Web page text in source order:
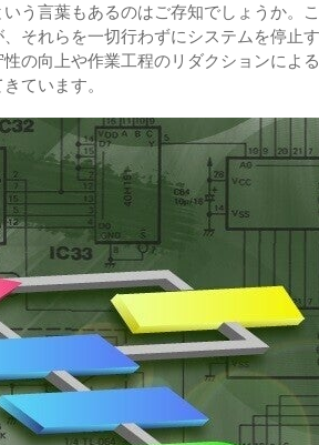
う言葉もあるのはご存知でしょうか。
それらを一切行わずにシステムを停止
の向上や作業工程のリダクションによ
ています。